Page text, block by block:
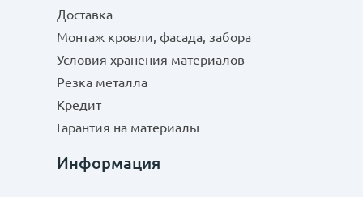
Доставка
Монтаж кровли, фасада, забора
Условия хранения материалов
Резка металла
Кредит
Гарантия на материалы
Информация